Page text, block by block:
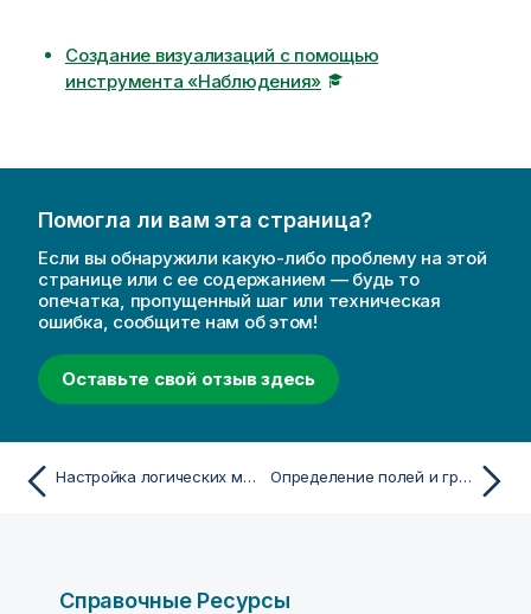
Создание визуализаций с помощью
инструмента «Наблюдения»
Помогла ли вам эта страница?
Если вы обнаружили какую-либо проблему на этой
странице или с ее содержанием — будь то
опечатка, пропущенный шаг или техническая
ошибка, сообщите нам об этом!
Оставьте свой отзыв здесь
Настройка логических моделей для Инструмент «Наблюдения» Определение полей и групп
Справочные Ресурсы